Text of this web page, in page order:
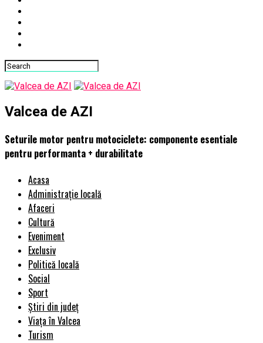
Valcea de AZI
Seturile motor pentru motociclete: componente esentiale
pentru performanta + durabilitate
Acasa
Administrație locală
Afaceri
Cultură
Eveniment
Exclusiv
Politică locală
Social
Sport
Știri din județ
Viața în Valcea
Turism